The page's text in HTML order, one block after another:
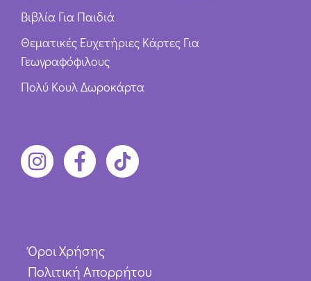
Βιβλία Για Παιδιά
Θεματικές Ευχετήριες Κάρτες Για
Γεωγραφόφιλους
Πολύ Κουλ Δωροκάρτα
Όροι Χρήσης
Πολιτική Απορρήτου